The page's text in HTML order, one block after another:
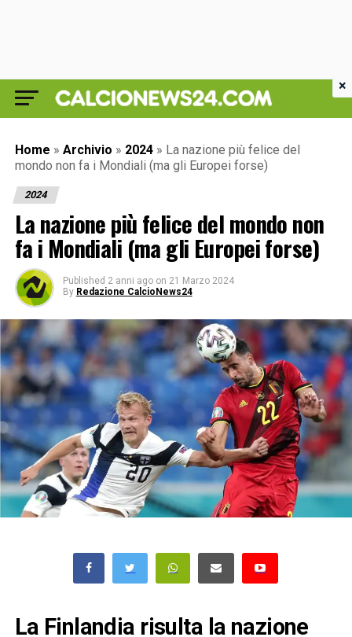
Home » Archivio » 2024 » La nazione più felice del
mondo non fa i Mondiali (ma gli Europei forse)
2024
La nazione più felice del mondo non
fa i Mondiali (ma gli Europei forse)
Published 2 anni ago on 21 Marzo 2024
By Redazione CalcioNews24
La Finlandia risulta la nazione
×